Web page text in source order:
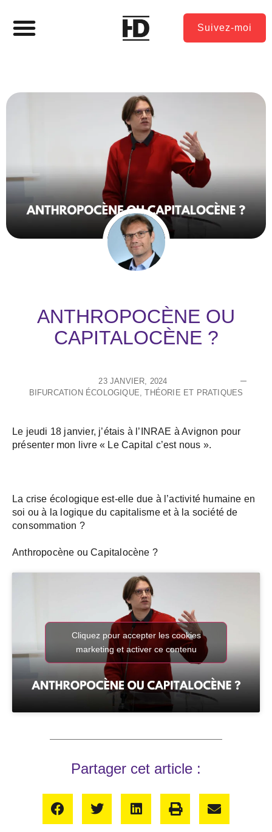
Suivez-moi
ANTHROPOCÈNE OU
CAPITALOCÈNE ?
23 JANVIER, 2024
BIFURCATION ÉCOLOGIQUE ,THÉORIE ET PRATIQUES
Le jeudi 18 janvier, j’étais à l’INRAE à Avignon pour
présenter mon livre « Le Capital c’est nous ».
La crise écologique est-elle due à l’activité humaine en
soi ou à la logique du capitalisme et à la société de
consommation ?
Anthropocène ou Capitalocène ?
Cliquez pour accepter les cookies
marketing et activer ce contenu
Partager cet article :